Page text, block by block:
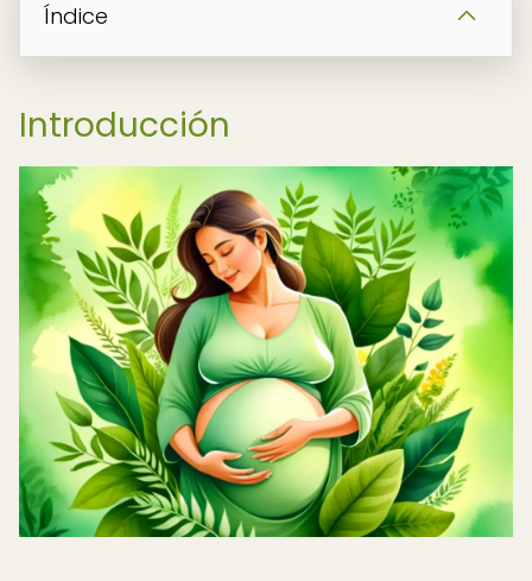
Índice
Introducción